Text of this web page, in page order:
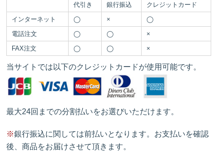
代引き 銀行振込
クレジットカード
インターネット
◯ ×
◯
電話注文
◯ ◯
×
FAX注文
◯ ◯ ×
当サイトでは以下のクレジットカードが使用可能です。
最大24回までの分割払いをお選びいただけます。
※銀行振込に関しては前払いとなります。お支払いを確認
後、商品をお届けさせて頂きます。